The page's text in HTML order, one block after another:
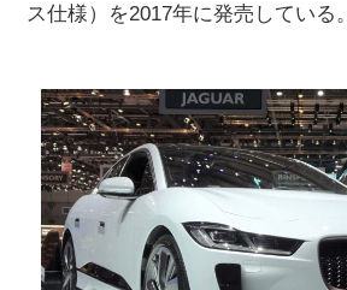
ス仕様）を2017年に発売している。